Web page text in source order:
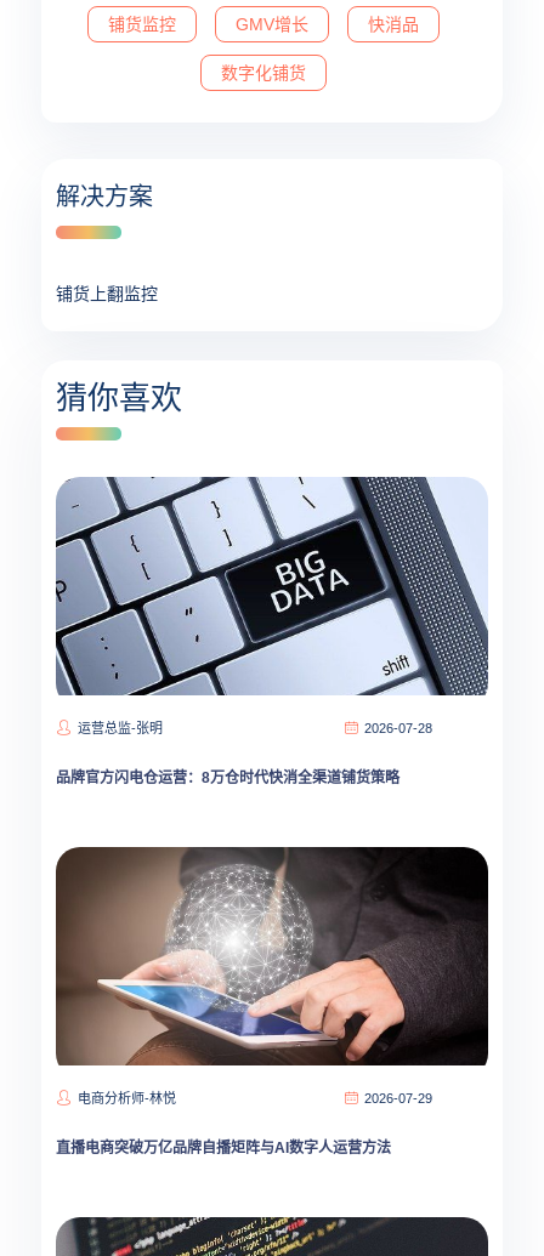
铺货监控 GMV增长 快消品
数字化铺货
解决方案
铺货上翻监控
猜你喜欢
运营总监-张明 2026-07-28
品牌官方闪电仓运营：8万仓时代快消全渠道铺货策略
电商分析师-林悦 2026-07-29
直播电商突破万亿品牌自播矩阵与AI数字人运营方法